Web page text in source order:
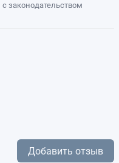
с законодательством
Добавить отзыв